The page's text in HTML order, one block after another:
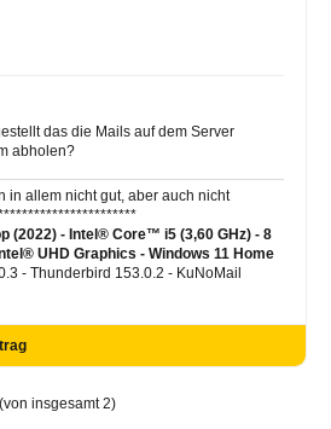
das die Mails auf dem Server
abholen?
allem nicht gut, aber auch nicht
(2022) - Intel® Core™ i5 (3,60 GHz) - 8
UHD Graphics - Windows 11 Home
- Thunderbird 153.0.2 - KuNoMail
insgesamt 2)